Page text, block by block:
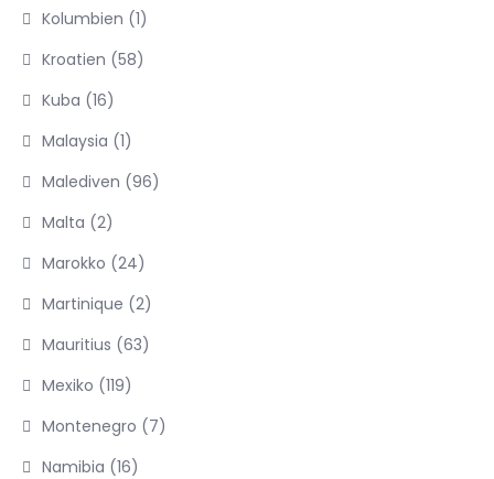
Kolumbien (1)
Kroatien (58)
Kuba (16)
Malaysia (1)
Malediven (96)
Malta (2)
Marokko (24)
Martinique (2)
Mauritius (63)
Mexiko (119)
Montenegro (7)
Namibia (16)